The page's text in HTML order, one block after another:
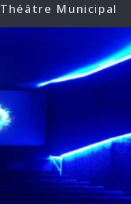
Théâtre Municipal